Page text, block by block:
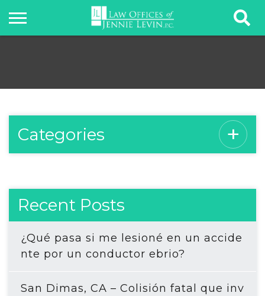
Categories
Recent Posts
¿Qué pasa si me lesioné en un accide
nte por un conductor ebrio?
San Dimas, CA – Colisión fatal que inv